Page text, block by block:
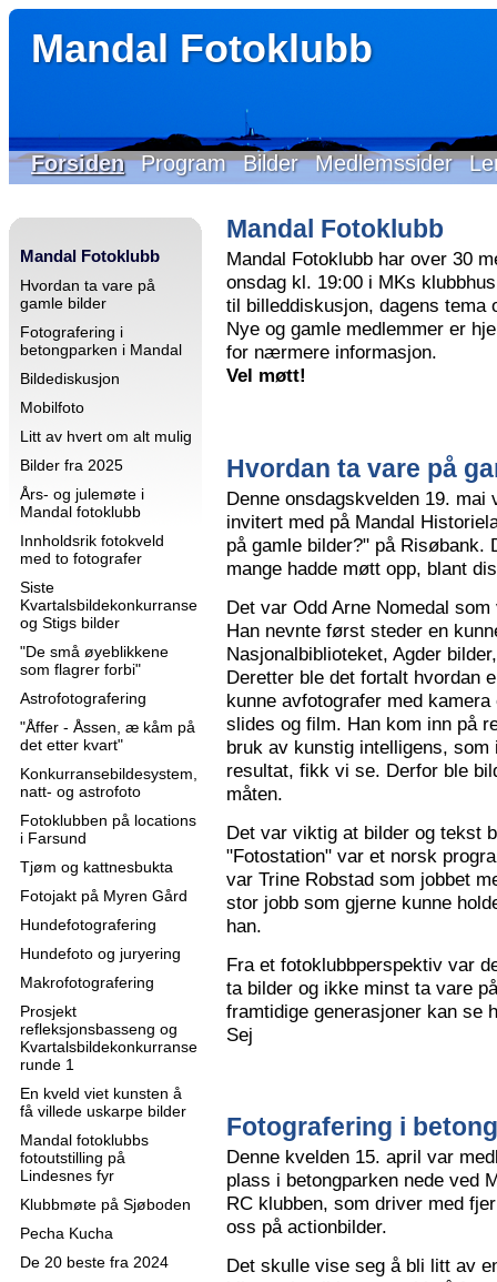
Mandal Fotoklubb
Forsiden Program Bilder Medlemssider
Mandal Fotoklubb
Hvordan ta vare på
gamle bilder
Fotografering i
betongparken i Mandal
Bildediskusjon
Mobilfoto
Litt av hvert om alt mulig
Bilder fra 2025
Års- og julemøte i
Mandal fotoklubb
Innholdsrik fotokveld
med to fotografer
Siste
Kvartalsbildekonkurranse
og Stigs bilder
"De små øyeblikkene
som flagrer forbi"
Astrofotografering
"Åffer - Åssen, æ kåm på
det etter kvart"
Konkurransebildesystem,
natt- og astrofoto
Fotoklubben på locations
i Farsund
Tjøm og kattnesbukta
Fotojakt på Myren Gård
Hundefotografering
Hundefoto og juryering
Makrofotografering
Prosjekt
refleksjonsbasseng og
Kvartalsbildekonkurranse
runde 1
En kveld viet kunsten å
få villede uskarpe bilder
Mandal fotoklubbs
fotoutstilling på
Lindesnes fyr
Klubbmøte på Sjøboden
Pecha Kucha
De 20 beste fra 2024
Mandal Fotoklubb
Mandal Fotoklubb har over 30
onsdag kl. 19:00 i MKs
til billeddiskusjon, dagens
Nye og gamle medlemmer er
for nærmere informasjon.
Vel møtt!
Hvordan ta vare på
Denne onsdagskvelden 19.
invitert med på Mandal
på gamle bilder?" på
mange hadde møtt opp, blant
Det var Odd Arne Nomedal
Han nevnte først steder en
Nasjonalbiblioteket, Agder
Deretter ble det fortalt hvordan
kunne avfotografer med
slides og film. Han kom inn på
bruk av kunstig intelligens,
resultat, fikk vi se. Derfor ble
måten.
Det var viktig at bilder og tekst
"Fotostation" var et norsk
var Trine Robstad som jobbet
stor jobb som gjerne kunne
han.
Fra et fotoklubbperspektiv var
ta bilder og ikke minst ta vare
framtidige generasjoner kan se
Sej
Fotografering i
Denne kvelden 15. april var
plass i betongparken nede ved
RC klubben, som driver med
oss på actionbilder.
Det skulle vise seg å bli litt av